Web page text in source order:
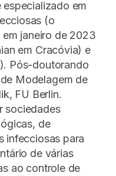
em
(o
janeiro de 2023
em Cracóvia) e
Pós-doutorando
Modelagem de
FU Berlin.
sociedades
de
infecciosas para
de várias
ao controle de